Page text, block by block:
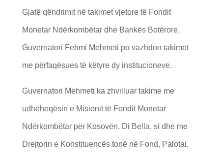
Gjatë qëndrimit në takimet vjetore të Fondit
Monetar Ndërkombëtar dhe Bankës Botërore,
Guvernatori Fehmi Mehmeti po vazhdon takimet
me përfaqësues të këtyre dy institucioneve.
Guvernatori Mehmeti ka zhvilluar takime me
udhëheqësin e Misionit të Fondit Monetar
Ndërkombëtar për Kosovën, Di Bella, si dhe me
Drejtorin e Konstituencës tonë në Fond, Palotai.